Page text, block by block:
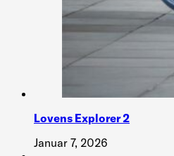
Lovens Explorer 2
Januar 7, 2026